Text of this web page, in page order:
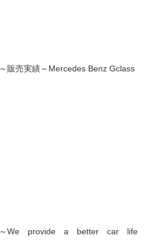
～販売実績～Mercedes Benz Gclass
～We provide a better car life